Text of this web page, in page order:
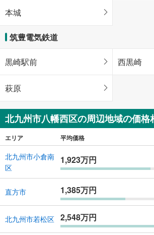
本城
筑豊電気鉄道
黒崎駅前 西黒崎
萩原
北九州市八幡西区の周辺地域の価格
エリア 平均価格
北九州市小倉南
区
1,923万円
直方市 1,385万円
北九州市若松区 2,548万円